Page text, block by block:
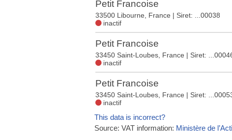
Petit Francoise
33500 Libourne, France | Siret: ...00038
inactif
Petit Francoise
33450 Saint-Loubes, France | Siret:
inactif
Petit Francoise
33450 Saint-Loubes, France | Siret:
inactif
This data is incorrect?
Source: VAT information: Ministère de